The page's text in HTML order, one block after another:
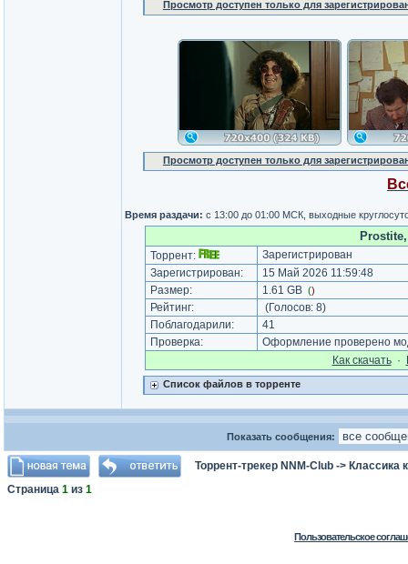
Просмотр доступен только для
Просмотр доступен только для
Время раздачи: с 13:00 до 01:00 МСК, выходные
Торрент:
Зарегистрирован
Зарегистрирован:
15 Май 2026 11:59:48
Размер:
1.61 GB ()
Рейтинг: (Голосов: 8)
Поблагодарили:
41
Проверка:
Оформление проверено
Как cкачать·
Список файлов в торренте
Показать сообщения:
Торрент-трекер NNM-Club -> Классика
Страница 1 из 1
Пользовательское